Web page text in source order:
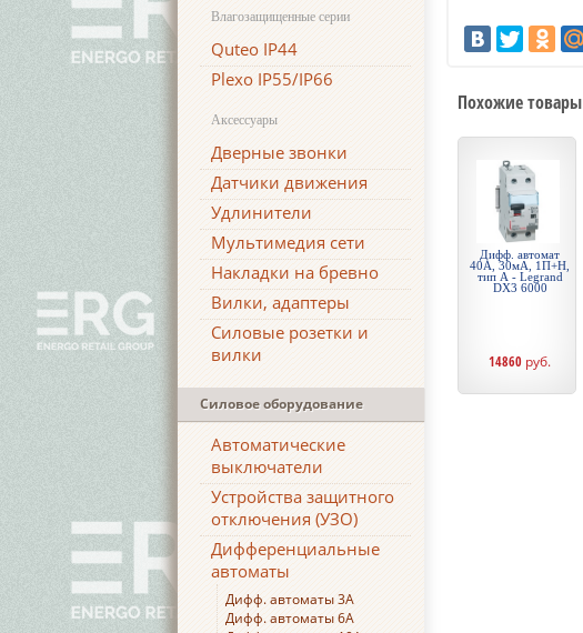
Влагозащищенные серии
Quteo IP44
Plexo IP55/IP66
Аксессуары
Дверные звонки
Датчики движения
Удлинители
Мультимедия сети
Накладки на бревно
Вилки, адаптеры
Силовые розетки и
вилки
Силовое оборудование
Автоматические
выключатели
Устройства защитного
отключения (УЗО)
Дифференциальные
автоматы
Дифф. автоматы 3А
Дифф. автоматы 6А
Похожие товары
Дифф. автомат
40А, 30мА, 1П+Н,
тип А - Legrand
DX3 6000
14860 руб.